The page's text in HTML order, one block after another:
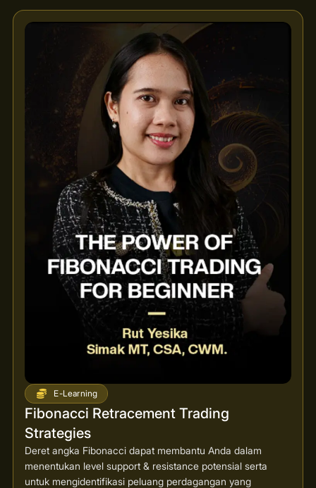
E-Learning
Fibonacci Retracement Trading
Strategies
Deret angka Fibonacci dapat membantu Anda dalam
menentukan level support & resistance potensial serta
untuk mengidentifikasi peluang perdagangan yang